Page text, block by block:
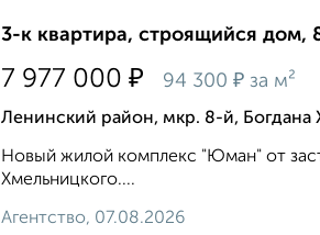
3-к квартира, строящийся дом,
7 977 000 ₽ 94 300 ₽ за м²
Ленинский район, мкр. 8-й, Богдана
Новый жилой комплекс "Юман" от
Хмельницкого....
Агентство, 07.08.2026